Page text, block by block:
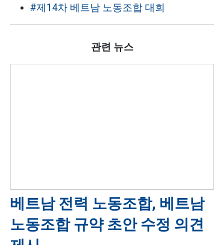
#제14차 베트남 노동조합 대회
관련 뉴스
베트남 전력 노동조합, 베트남
노동조합 규약 초안 수정 의견